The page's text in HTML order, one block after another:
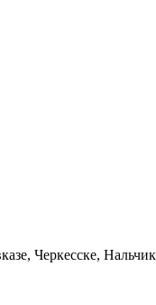
Черкесске,